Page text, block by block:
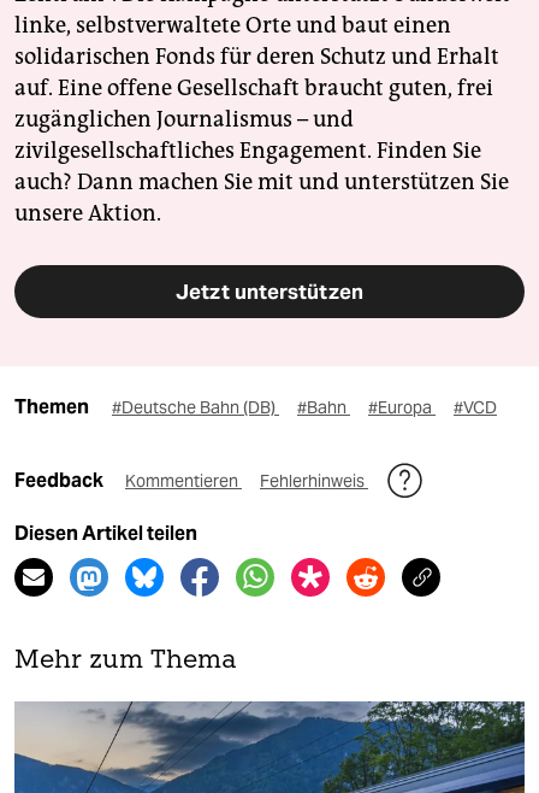
linke, selbstverwaltete Orte und baut einen
solidarischen Fonds für deren Schutz und Erhalt
auf. Eine offene Gesellschaft braucht guten, frei
zugänglichen Journalismus – und
zivilgesellschaftliches Engagement. Finden Sie
auch? Dann machen Sie mit und unterstützen Sie
unsere Aktion.
Jetzt unterstützen
Themen #Deutsche Bahn (DB) #Bahn #Europa #VCD
Feedback Kommentieren Fehlerhinweis
Diesen Artikel teilen
Mehr zum Thema